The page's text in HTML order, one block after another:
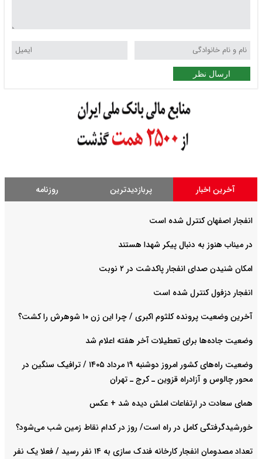
ارسال نظر
آخرین اخبار پربازدیدترین روزنامه
انفجار اصفهان کنترل شده است
در میناب هنوز به دنبال پیکر شهدا هستند
امکان شنیدن صدای انفجار پاکدشت در ۲ نوبت
انفجار دزفول کنترل شده است
آخرین وضعیت پرونده کلثوم اکبری / چرا این زن ۱۰ شوهرش را کشت؟
وضعیت جاده‌ها برای تعطیلات آخر هفته اعلام شد
وضعیت راه‌های کشور امروز دوشنبه ۱۹ مرداد ۱۴۰۵ / ترافیک سنگین در
محور چالوس و آزادراه قزوین ـ کرج ـ تهران
همای سعادت در ارتفاعات املش دیده شد + عکس
خورشیدگرفتگی کامل در راه است/ روز در کدام نقاط زمین شب می‌شود؟
تعداد مصدومان انفجار کارخانه فندک سازی به ۱۴ نفر رسید / فعلا یک نفر